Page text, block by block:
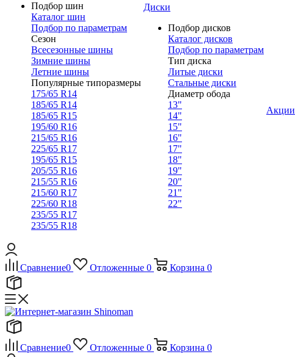
Подбор шин
Каталог шин
Подбор по параметрам
Сезон
Всесезонные шины
Зимние шины
Летние шины
Популярные типоразмеры
175/65 R14
185/65 R14
185/65 R15
195/60 R16
215/65 R16
225/65 R17
195/65 R15
205/55 R16
215/55 R16
215/60 R17
225/60 R18
235/55 R17
235/55 R18
Диски
Подбор дисков
Каталог дисков
Подбор по параметрам
Тип диска
Литые диски
Стальные диски
Диаметр обода
13"
14"
15"
16"
17"
18"
19"
20"
21"
22"
Акции
Сравнение0 Отложенные 0 Корзина 0
Сравнение0 Отложенные 0 Корзина 0